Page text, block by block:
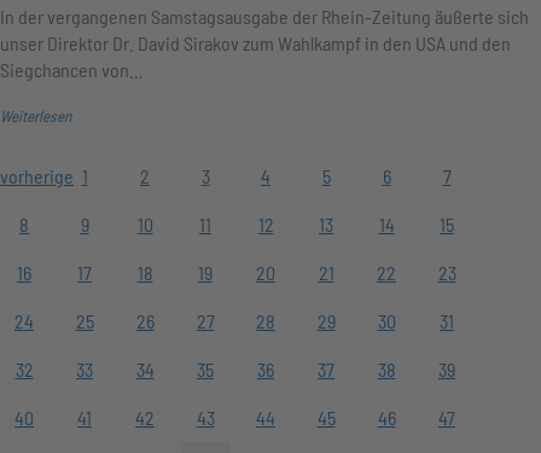
In der vergangenen Samstagsausgabe der Rhein-Zeitung äußerte sich
unser Direktor Dr. David Sirakov zum Wahlkampf in den USA und den
Siegchancen von…
Weiterlesen
vorherige 1 2 3 4 5 6 7
8 9 10 11 12 13 14 15
16 17 18 19 20 21 22 23
24 25 26 27 28 29 30 31
32 33 34 35 36 37 38 39
40 41 42 43 44 45 46 47